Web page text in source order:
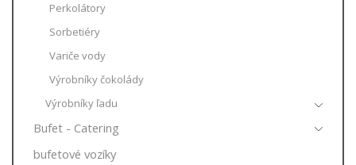
Perkolátory
Sorbetiéry
Variče vody
Výrobníky čokolády
Výrobníky ľadu
Bufet - Catering
bufetové vozíky